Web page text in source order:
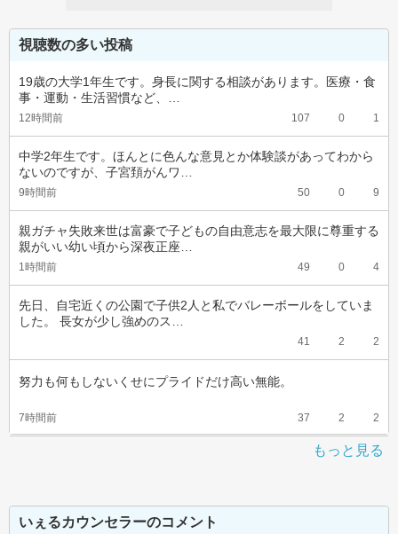
視聴数の多い投稿
19歳の大学1年生です。身長に関する相談があります。医療・食
事・運動・生活習慣など、…
12時間前 107 0 1
中学2年生です。ほんとに色んな意見とか体験談があってわから
ないのですが、子宮頚がんワ…
9時間前 50 0 9
親ガチャ失敗来世は富豪で子どもの自由意志を最大限に尊重する
親がいい幼い頃から深夜正座…
1時間前 49 0 4
先日、自宅近くの公園で子供2人と私でバレーボールをしていま
した。 長女が少し強めのス…
41 2 2
努力も何もしないくせにプライドだけ高い無能。
7時間前 37 2 2
もっと見る
いぇるカウンセラーのコメント